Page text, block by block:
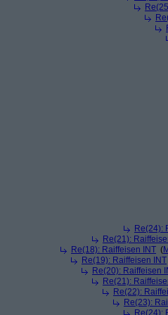
Re(24):
Re(21):
Re(18): Raiffeisen INT (
Re(19): Raiffeisen INT
Re(20): Raiffeisen
Re(21):
Re(22):
Re(23):
Re(24):